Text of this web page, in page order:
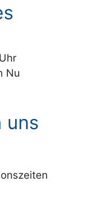
Nu
uns